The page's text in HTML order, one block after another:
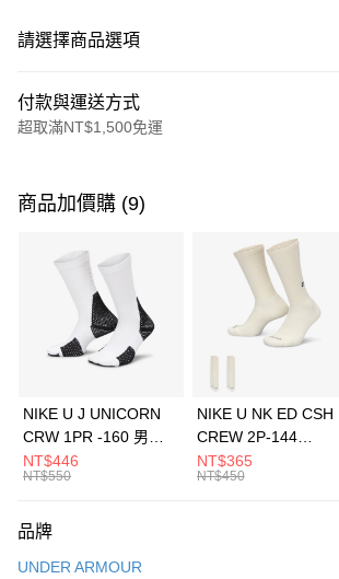
請選擇商品選項
付款與運送方式
超取滿NT$1,500免運
信用卡一次付款
3 期 0 利率 每期
合作金庫商業銀行
第一商業銀行
華南商業銀行
彰化商業銀行
上海商業儲蓄銀行
元大商業銀行
台灣樂天信用卡公司
Apple Pay
全盈+PAY
AFTEE先享後付
【關於「AFTEE先享後付」】
便利好安心！
運送方式
商品加價購 (9)
NIKE U J UNICORN
CRW 1PR -160 男女
中統襪 FZ3393100
NT$446
NT$550
NIKE U NK ED CSH
CREW 2P-144
EMBRDY 男女 短統襪
FZ3073133
NT$365
NT$450
品牌
UNDER ARMOUR